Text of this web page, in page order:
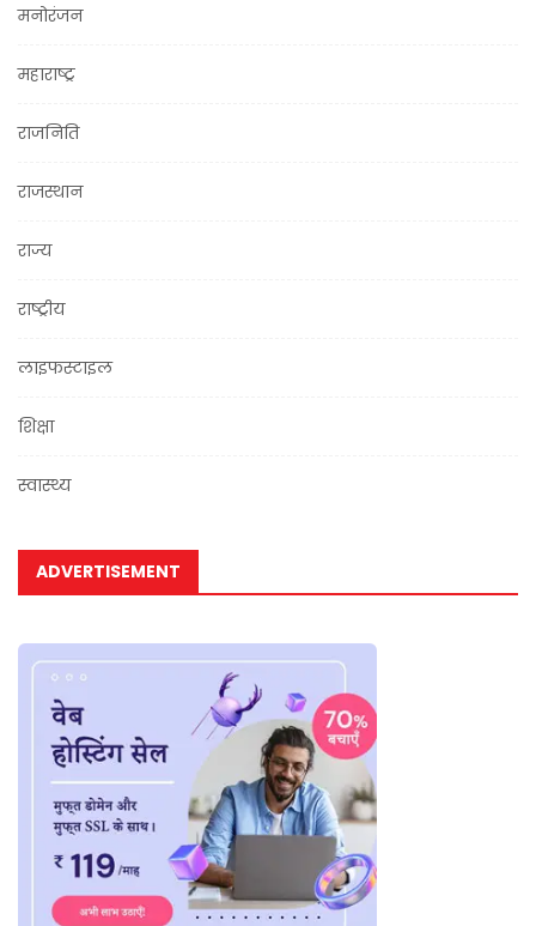
मनोरंजन
महाराष्ट्र
राजनिति
राजस्थान
राज्य
राष्ट्रीय
लाइफस्टाइल
शिक्षा
स्वास्थ्य
ADVERTISEMENT